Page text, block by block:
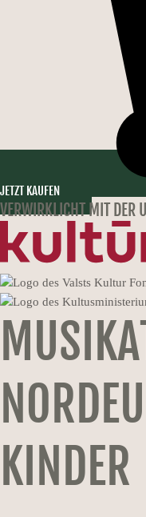
JETZT KAUFEN
VERWIRKLICHT MIT DER
KINDER